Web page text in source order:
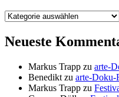
Kategorien
Neueste
Markus Trapp zu arte-
Benedikt zu arte-Doku-
Markus Trapp zu